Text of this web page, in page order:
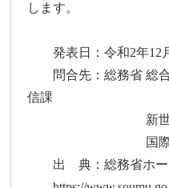
します。
発表日：令和2年12
問合先：総務省 総合
信課
新世代移動通
国際戦略局
出 典：総務省ホー